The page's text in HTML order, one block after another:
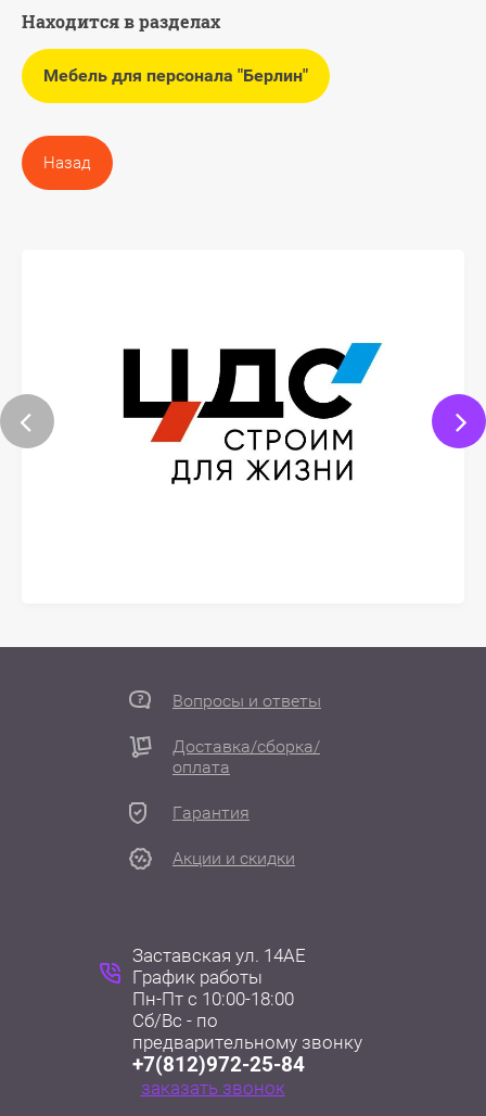
Находится в разделах
Мебель для персонала "Берлин"
Назад
Вопросы и ответы
Доставка/сборка/
оплата
Гарантия
Акции и скидки
Заставская ул. 14АЕ
График работы
Пн-Пт с 10:00-18:00
Сб/Вс - по
предварительному звонку
+7(812)972-25-84
заказать звонок